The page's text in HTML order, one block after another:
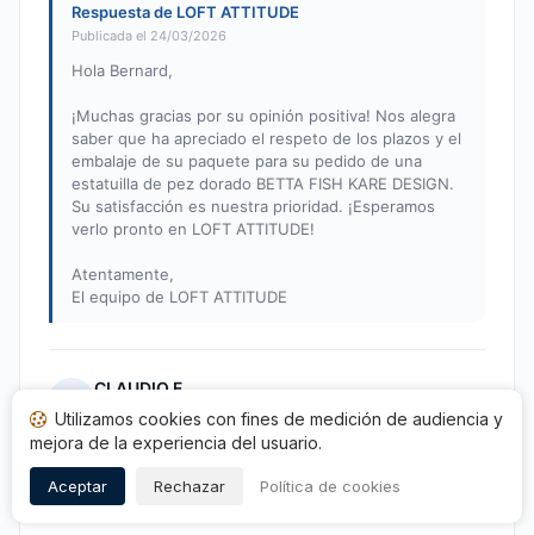
Respuesta de LOFT ATTITUDE
Publicada el 24/03/2026
Hola Bernard,
¡Muchas gracias por su opinión positiva! Nos alegra
saber que ha apreciado el respeto de los plazos y el
embalaje de su paquete para su pedido de una
estatuilla de pez dorado BETTA FISH KARE DESIGN.
Su satisfacción es nuestra prioridad. ¡Esperamos
verlo pronto en LOFT ATTITUDE!
Atentamente,
El equipo de LOFT ATTITUDE
CLAUDIO F.
Nota: 5 de 5
Publicado el 16/03/2026 à 12h49
Excelente producto empaquetado con atención.
Utilizamos cookies con fines de medición de audiencia y
mejora de la experiencia del usuario.
Aceptar Rechazar Política de cookies